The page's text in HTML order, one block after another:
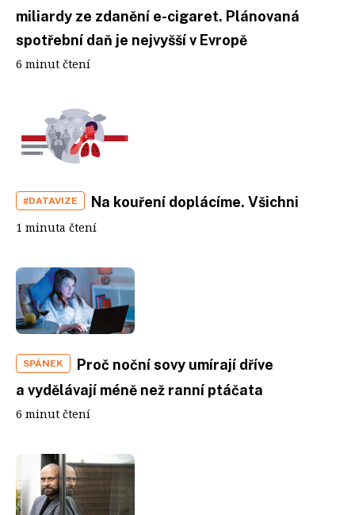
miliardy ze zdanění e-cigaret. Plánovaná
spotřební daň je nejvyšší v Evropě
6 minut čtení
#DATAVIZE Na kouření doplácíme. Všichni
1 minuta čtení
SPÁNEK
Proč noční sovy umírají dříve
a vydělávají méně než ranní ptáčata
6 minut čtení